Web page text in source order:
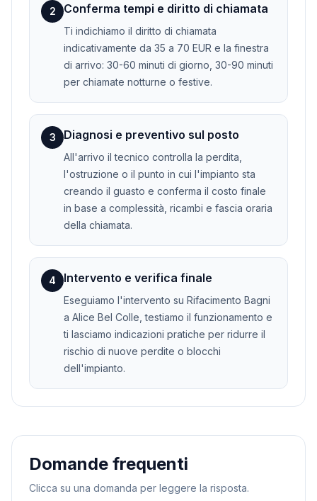
2 Conferma tempi e diritto di chiamata
Ti indichiamo il diritto di chiamata
indicativamente da 35 a 70 EUR e la finestra
di arrivo: 30-60 minuti di giorno, 30-90 minuti
per chiamate notturne o festive.
3 Diagnosi e preventivo sul posto
All'arrivo il tecnico controlla la perdita,
l'ostruzione o il punto in cui l'impianto sta
creando il guasto e conferma il costo finale
in base a complessità, ricambi e fascia oraria
della chiamata.
4 Intervento e verifica finale
Eseguiamo l'intervento su Rifacimento Bagni
a Alice Bel Colle, testiamo il funzionamento e
ti lasciamo indicazioni pratiche per ridurre il
rischio di nuove perdite o blocchi
dell'impianto.
Domande frequenti
Clicca su una domanda per leggere la risposta.